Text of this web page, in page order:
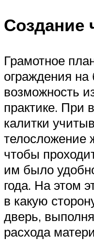
Создание
Грамотное
ограждения на
возможность
практике. При
калитки
телосложение
чтобы
им было
года. На этом
в какую
дверь,
расхода